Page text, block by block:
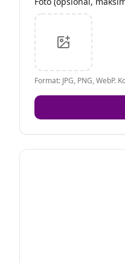
Format: JPG, PNG, WebP.